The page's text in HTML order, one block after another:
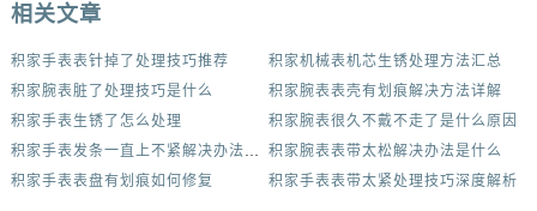
相关文章
积家手表表针掉了处理技巧推荐
积家机械表机芯生锈处理方法汇总
积家腕表脏了处理技巧是什么
积家腕表表壳有划痕解决方法详解
积家手表生锈了怎么处理
积家腕表很久不戴不走了是什么原因
积家手表发条一直上不紧解决办法集锦
积家腕表表带太松解决办法是什么
积家手表表盘有划痕如何修复
积家手表表带太紧处理技巧深度解析